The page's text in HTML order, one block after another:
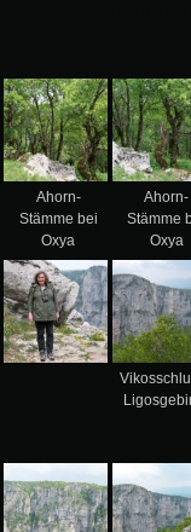
Ahorn-
Stämme bei
Oxya
Ahorn-
Stämme
Oxya